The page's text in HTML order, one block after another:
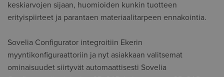
keskiarvojen sijaan, huomioiden kunkin tuotteen
erityispiirteet ja parantaen materiaalitarpeen ennakointia.
Sovelia Configurator integroitiin Ekerin
myyntikonfiguraattoriin ja nyt asiakkaan valitsemat
ominaisuudet siirtyvät automaattisesti Sovelia